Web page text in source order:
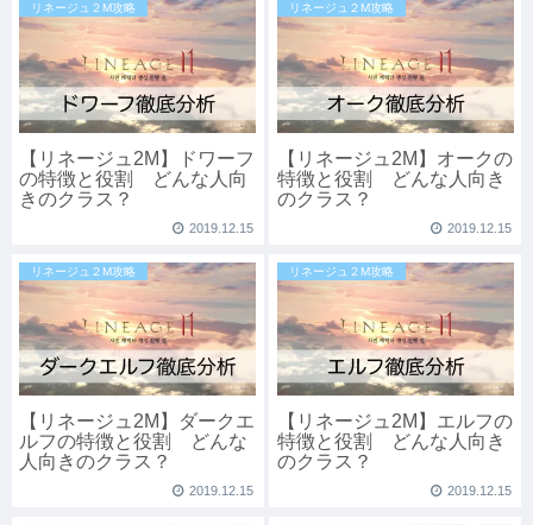
リネージュ２M攻略
【リネージュ2M】ドワーフ
の特徴と役割 どんな人向
きのクラス？
2019.12.15
リネージュ２M攻略
【リネージュ2M】オークの
特徴と役割 どんな人向き
のクラス？
2019.12.15
リネージュ２M攻略
【リネージュ2M】ダークエ
ルフの特徴と役割 どんな
人向きのクラス？
2019.12.15
リネージュ２M攻略
【リネージュ2M】エルフの
特徴と役割 どんな人向き
のクラス？
2019.12.15